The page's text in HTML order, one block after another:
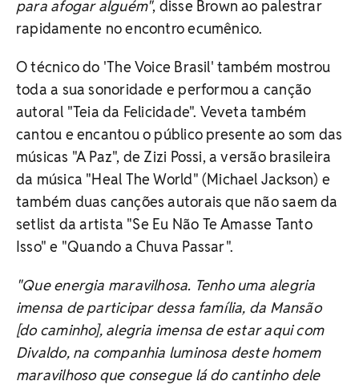
para afogar alguém", disse Brown ao palestrar
rapidamente no encontro ecumênico.
O técnico do 'The Voice Brasil' também mostrou
toda a sua sonoridade e performou a canção
autoral "Teia da Felicidade". Veveta também
cantou e encantou o público presente ao som das
músicas "A Paz", de Zizi Possi, a versão brasileira
da música "Heal The World" (Michael Jackson) e
também duas canções autorais que não saem da
setlist da artista "Se Eu Não Te Amasse Tanto
Isso" e "Quando a Chuva Passar".
"Que energia maravilhosa. Tenho uma alegria
imensa de participar dessa família, da Mansão
[do caminho], alegria imensa de estar aqui com
Divaldo, na companhia luminosa deste homem
maravilhoso que consegue lá do cantinho dele